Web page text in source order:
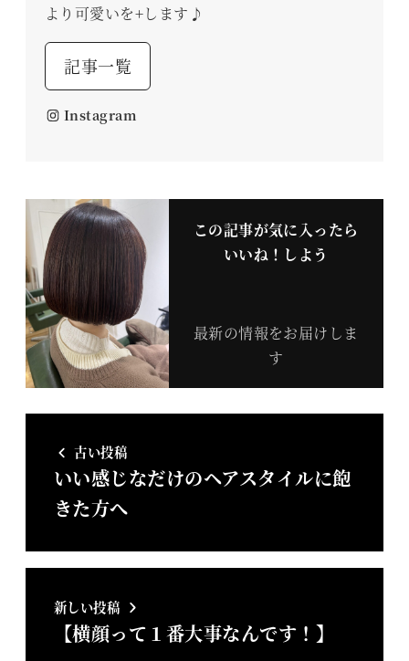
より可愛いを+します♪
記事一覧
Instagram
この記事が気に入ったら
いいね！しよう
最新の情報をお届けしま
す
古い投稿
いい感じなだけのヘアスタイルに飽
きた方へ
新しい投稿
【横顔って１番大事なんです！】